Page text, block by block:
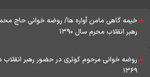
خیمه گاهی مامن آواره ها/ روضه خوانی حاج
رهبر انقلاب محرم سال ۱۳۹۰
روضه خوانی مرحوم کوثری در حضور رهبر انقلاب در
۱۳۶۹